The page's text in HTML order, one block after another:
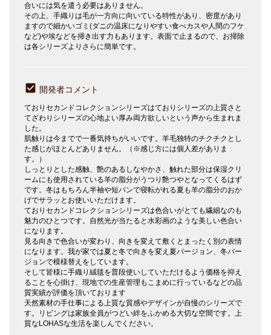
合いには気を遣う必要はありません。
その上、手織りは毛が一方向に向いている特性があり、密度があり
ますので細かいゴミ(ダニの温床になりやすい食べカスや人間のフケ
など)や埃などを掃き出す力もあります。表面で止まるので、お掃除
は各シリーズよりさらに簡単です。
開発者コメント
ておりセカンドコレクションシリーズはておりシリーズの上質さと
てざわりシリーズの心地よい厚み両方欲しいという声から生まれま
した。
肌触りは今までで一番気持ちがいいです。羊毛独特のチクチクとし
た感じがほとんどありません。（※感じ方には個人差がありま
す。）
しっとりとした感触、艶のあるしなやかさ、触れた部分は保湿クリ
ームにも使用されている羊の脂分がうつり艶つやとなってくるはず
です。冬はもちろん半袖や短パンで寝転がれる夏も羊の脂分のおか
げでサラッとお使いいただけます。
ておりセカンドコレクションシリーズは色合いがとても繊細なのも
魅力のひとつです。自然光が当たると水彩画のような美しい色合い
になります。
見る向きで色合いが変わり、向きを変えて敷くとまったく別の表情
になります。我が家では夏と冬で向きを変え夏バージョン、冬バー
ジョンで模様替えをしています。
そして皆様に手織り絨毯を普段使いしていただけるよう価格を抑え
ることを心掛け、現地での生産管理もこまめに行っているなどの品
質実績が評価を頂いております
天然素材の手仕事による上質な質感やデザインが自慢のシリーズで
す。リビングは家族全員がつどい絆をふかめる大切な空間です。上
質なLOHASな生活を楽しんでください。